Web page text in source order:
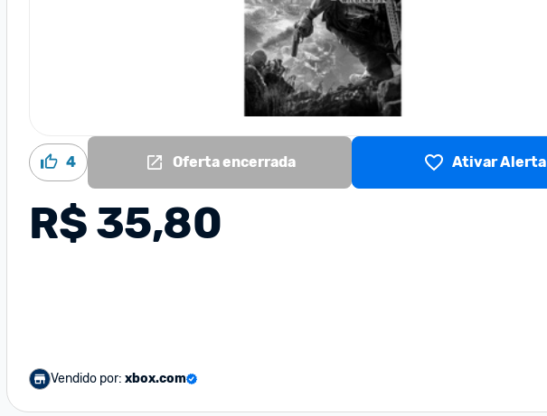
4 Oferta encerrada Ativar Alerta
R$ 35,80
Vendido por: xbox.com